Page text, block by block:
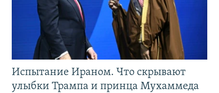
Испытание Ираном. Что скрывают
улыбки Трампа и принца Мухаммеда